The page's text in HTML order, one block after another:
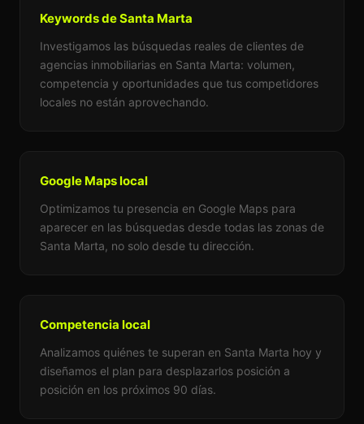
Keywords de Santa Marta
Investigamos las búsquedas reales de clientes de
agencias inmobiliarias en Santa Marta: volumen,
competencia y oportunidades que tus competidores
locales no están aprovechando.
Google Maps local
Optimizamos tu presencia en Google Maps para
aparecer en las búsquedas desde todas las zonas de
Santa Marta, no solo desde tu dirección.
Competencia local
Analizamos quiénes te superan en Santa Marta hoy y
diseñamos el plan para desplazarlos posición a
posición en los próximos 90 días.